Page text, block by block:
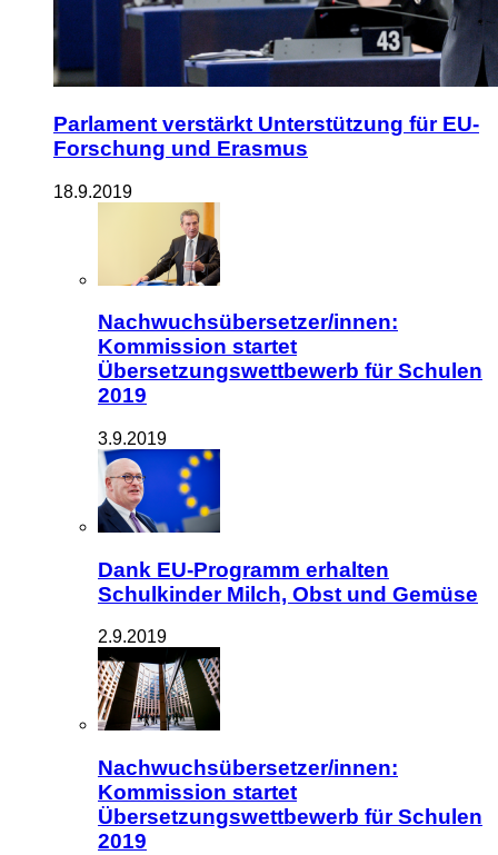
Parlament verstärkt Unterstützung für EU-
Forschung und Erasmus
18.9.2019
Nachwuchsübersetzer/innen:
Kommission startet
Übersetzungswettbewerb für Schulen
2019
3.9.2019
Dank EU-Programm erhalten
Schulkinder Milch, Obst und Gemüse
2.9.2019
Nachwuchsübersetzer/innen:
Kommission startet
Übersetzungswettbewerb für Schulen
2019